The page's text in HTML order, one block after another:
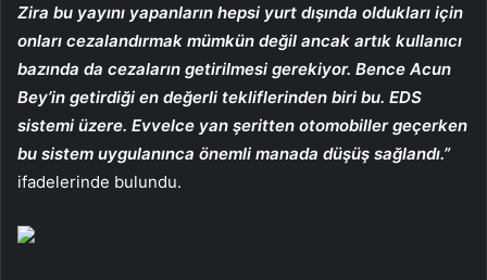
Zira bu yayını yapanların hepsi yurt dışında oldukları için
onları cezalandırmak mümkün değil ancak artık kullanıcı
bazında da cezaların getirilmesi gerekiyor. Bence Acun
Bey’in getirdiği en değerli tekliflerinden biri bu. EDS
sistemi üzere. Evvelce yan şeritten otomobiller geçerken
bu sistem uygulanınca önemli manada düşüş sağlandı.”
ifadelerinde bulundu.